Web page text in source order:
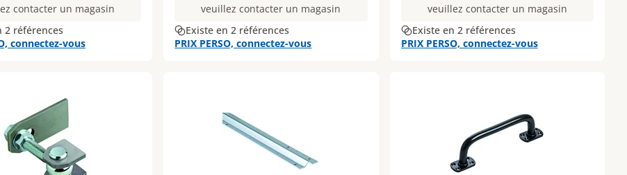
contacter un magasin
2 références
connectez-vous
veuillez contacter un magasin
Existe en 2 références
PRIX PERSO, connectez-vous
veuillez contacter un magasin
Existe en 2 références
PRIX PERSO, connectez-vous